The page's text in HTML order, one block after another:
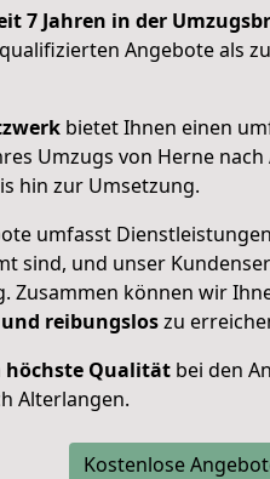
7 Jahren in der
Angebote als
bietet Ihnen einen
Umzugs von Herne
hin zur Umsetzung.
umfasst
sind, und unser
Zusammen können wir
reibungsloszu
höchste Qualität bei den
Alterlangen.
Kostenlose